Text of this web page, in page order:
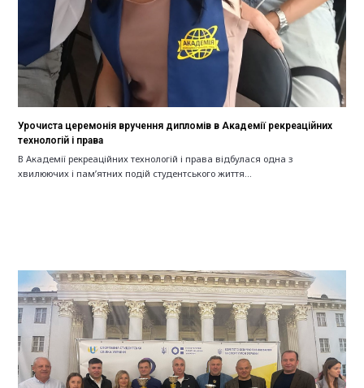
Урочиста церемонія вручення дипломів в Академії рекреаційних
технологій і права
В Академії рекреаційних технологій і права відбулася одна з
хвилюючих і пам’ятних подій студентського життя…